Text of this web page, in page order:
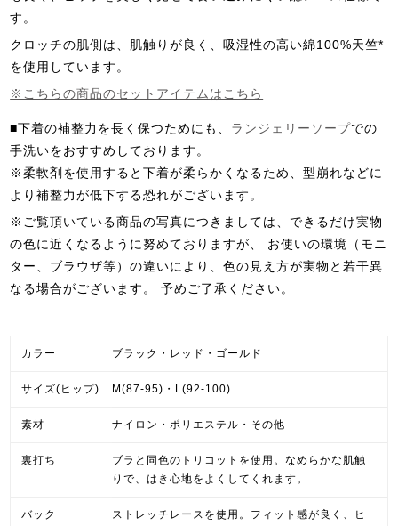
す。
クロッチの肌側は、肌触りが良く、吸湿性の高い綿100%天竺*
を使用しています。
※こちらの商品のセットアイテムはこちら
■下着の補整力を長く保つためにも、 ランジェリーソープでの
手洗いをおすすめしております。
※柔軟剤を使用すると下着が柔らかくなるため、型崩れなどに
より補整力が低下する恐れがございます。
※ご覧頂いている商品の写真につきましては、できるだけ実物
の色に近くなるように努めておりますが、 お使いの環境（モニ
ター、ブラウザ等）の違いにより、色の見え方が実物と若干異
なる場合がございます。
予めご了承ください。
カラー ブラック・レッド・ゴールド
サイズ(ヒップ) M(87-95)・L(92-100)
素材 ナイロン・ポリエステル・その他
裏打ち
ブラと同色のトリコットを使用。なめらかな肌触
りで、はき心地をよくしてくれます。
バック
ストレッチレースを使用。フィット感が良く、ヒ